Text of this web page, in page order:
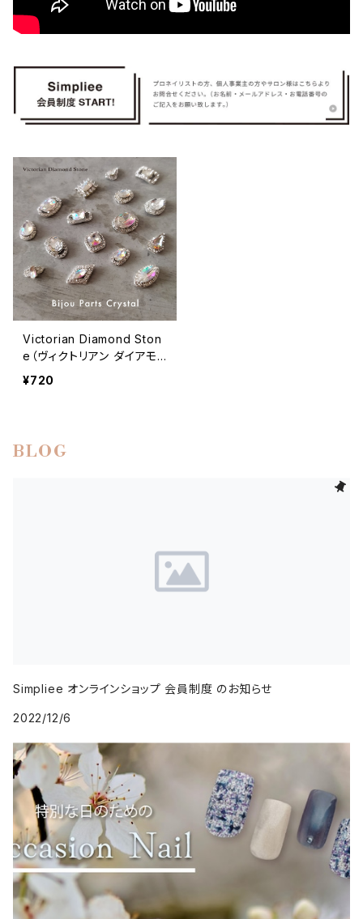
Victorian Diamond Ston
e（ヴィクトリアン ダイアモ
ンド ストーン）ビジューパー
¥720
BLOG
Simpliee オンラインショップ 会員制度 のお知らせ
2022/12/6